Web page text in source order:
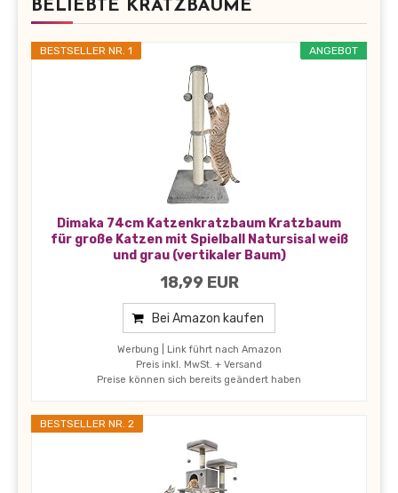
BELIEBTE KRATZBÄUME
ANGEBOT
BESTSELLER NR. 1
Dimaka 74cm Katzenkratzbaum Kratzbaum
für große Katzen mit Spielball Natursisal weiß
und grau (vertikaler Baum)
18,99 EUR
Bei Amazon kaufen
Werbung | Link führt nach Amazon
Preis inkl. MwSt. + Versand
Preise können sich bereits geändert haben
BESTSELLER NR. 2